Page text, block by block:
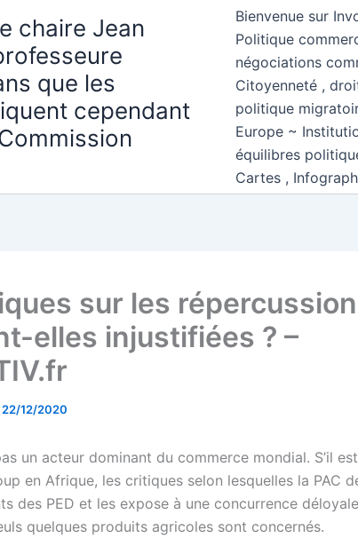
chaire Jean
que les
cependant
Bienvenue sur
Politique
négociations
Citoyenneté ,
politique
Europe ~
équilibres
Cartes ,
sur les
elles injustifiées ? –
22/12/2020
un acteur dominant du commerce mondial. S’il
en Afrique, les critiques selon lesquelles la PAC
des PED et les expose à une concurrence
quelques produits agricoles sont concernés.